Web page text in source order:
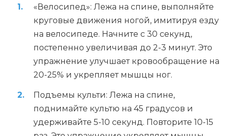
«Велосипед»: Лежа на спине, выполняйте
круговые движения ногой, имитируя езду
на велосипеде. Начните с 30 секунд,
постепенно увеличивая до 2-3 минут. Это
упражнение улучшает кровообращение на
20-25% и укрепляет мышцы ног.
Подъемы культи: Лежа на спине,
поднимайте культю на 45 градусов и
удерживайте 5-10 секунд. Повторите 10-15